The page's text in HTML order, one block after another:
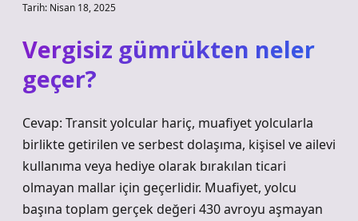
Tarih: Nisan 18, 2025
Vergisiz gümrükten neler
geçer?
Cevap: Transit yolcular hariç, muafiyet yolcularla
birlikte getirilen ve serbest dolaşıma, kişisel ve ailevi
kullanıma veya hediye olarak bırakılan ticari
olmayan mallar için geçerlidir. Muafiyet, yolcu
başına toplam gerçek değeri 430 avroyu aşmayan